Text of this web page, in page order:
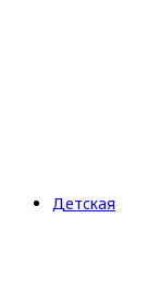
Детская